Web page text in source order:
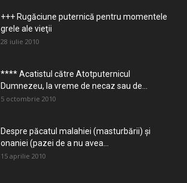
+++ Rugăciune puternică pentru momentele
grele ale vieţii
28 iulie 2010
**** Acatistul către Atotputernicul
Dumnezeu, la vreme de necaz sau de...
5 octombrie 2010
Despre păcatul malahiei (masturbării) şi
onaniei (pazei de a nu avea...
15 aprilie 2010